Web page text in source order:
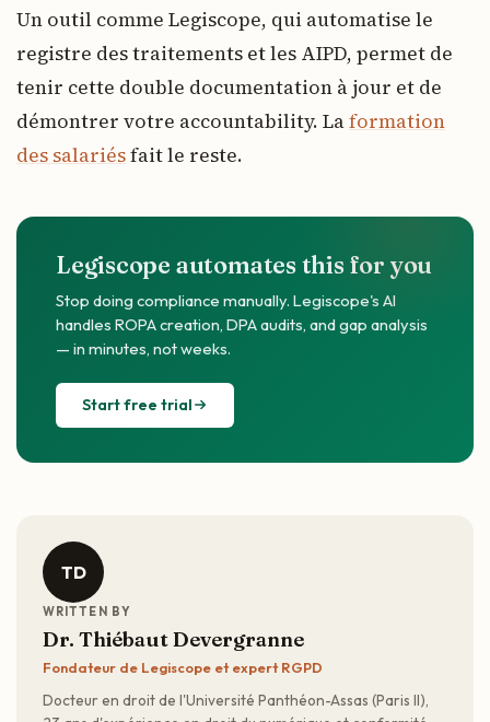
Un outil comme Legiscope, qui automatise le
registre des traitements et les AIPD, permet de
tenir cette double documentation à jour et de
démontrer votre accountability. Laformation
des salariésfait le reste.
Legiscope automates this for you
Stop doing compliance manually. Legiscope's AI
handles ROPA creation, DPA audits, and gap analysis
— in minutes, not weeks.
Start free trial
TD
WRITTEN BY
Dr. Thiébaut Devergranne
Fondateur de Legiscope et expert RGPD
Docteur en droit de l'Université Panthéon-Assas (Paris II),